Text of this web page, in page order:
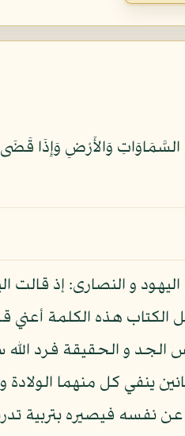
وَلَدًا سُبْحَانَهُ بَل لَّهُ مَا فِي السَّمَاوَاتِ وَالأَرْضِ كُلٌّ لَّهُ قَانِتُونَ (116) بَدِيعُ
و النصارى: إذ قالت
الكتاب هذه الكلمة أعني
الجد و الحقيقة فرد
ينفي كل منهما الولادة
نفسه فيصيره بتربية